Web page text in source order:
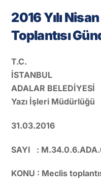
2016 Yılı
Toplantısı
T.C.
İSTANBUL
ADALAR BELEDİYESİ
Yazı İşleri Müdürlüğü
31.03.2016
SAYI :
KONU : Meclis